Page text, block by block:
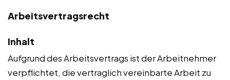
Arbeitsvertragsrecht
Inhalt
Aufgrund des Arbeitsvertrags ist der Arbeitnehmer
verpflichtet, die vertraglich vereinbarte Arbeit zu